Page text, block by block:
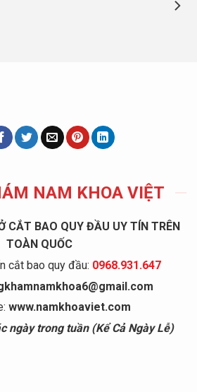
NAM KHOA VIỆT
CẮT BAO QUY ĐẦU UY TÍN TRÊN
TOÀN QUỐC
cắt bao quy đầu: 0968.931.647
www.namkhoaviet.com
ngày trong tuần (Kể Cả Ngày Lễ)